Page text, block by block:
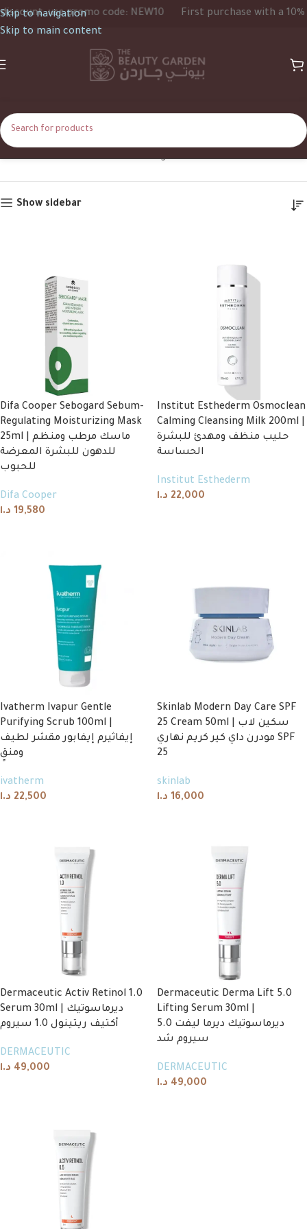
Skip to navigation
Skip to main content
use promo code: NEW10 First purchase with a 10%
Allantoin Home Product Ingredients Allantoin
Show sidebar
Difa Cooper Sebogard Sebum-
Regulating Moisturizing Mask
25ml | ماسك مرطب ومنظم
للدهون للبشرة المعرضة
للحبوب
Difa Cooper
19,580 د.ا
Institut Esthederm Osmoclean
Calming Cleansing Milk 200ml |
حليب منظف ومهدئ للبشرة
الحساسة
Institut Esthederm
22,000 د.ا
Ivatherm Ivapur Gentle
Purifying Scrub 100ml |
إيفاثيرم إيفابور مقشر لطيف
ومنقٍ
ivatherm
22,500 د.ا
Skinlab Modern Day Care SPF
25 Cream 50ml | سكين لاب
مودرن داي كير كريم نهاري SPF
25
skinlab
16,000 د.ا
Dermaceutic Activ Retinol 1.0
Serum 30ml | ديرماسوتيك
أكتيف ريتينول 1.0 سيروم
DERMACEUTIC
49,000 د.ا
Dermaceutic Derma Lift 5.0
Lifting Serum 30ml |
ديرماسوتيك ديرما ليفت 5.0
سيروم شد
DERMACEUTIC
49,000 د.ا